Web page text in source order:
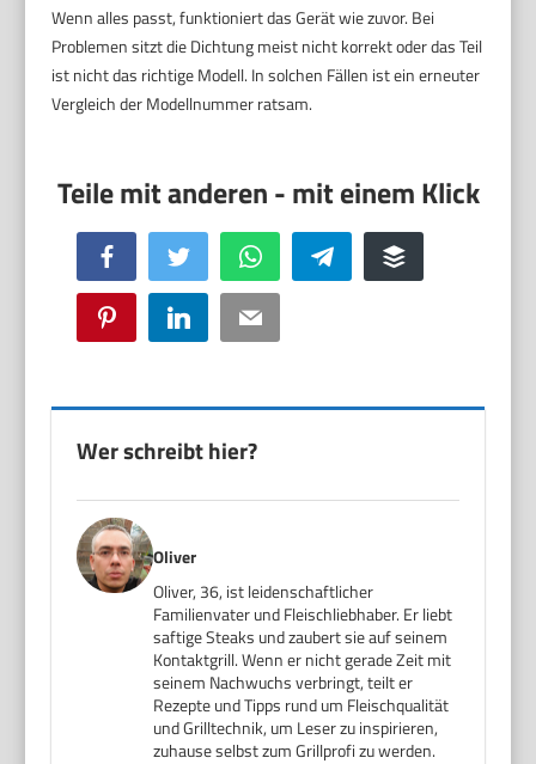
Wenn alles passt, funktioniert das Gerät wie zuvor. Bei
Problemen sitzt die Dichtung meist nicht korrekt oder das Teil
ist nicht das richtige Modell. In solchen Fällen ist ein erneuter
Vergleich der Modellnummer ratsam.
Facebook Twitter WhatsApp Telegram Buffer
Pinterest LinkedIn Email
Wer schreibt hier?
Oliver
Oliver, 36, ist leidenschaftlicher
Familienvater und Fleischliebhaber. Er liebt
saftige Steaks und zaubert sie auf seinem
Kontaktgrill. Wenn er nicht gerade Zeit mit
seinem Nachwuchs verbringt, teilt er
Rezepte und Tipps rund um Fleischqualität
und Grilltechnik, um Leser zu inspirieren,
zuhause selbst zum Grillprofi zu werden.